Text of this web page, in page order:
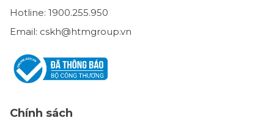
Hotline: 1900.255.950
Email: cskh@htmgroup.vn
Chính sách